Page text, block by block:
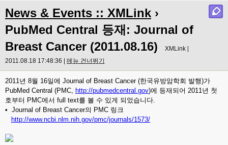
News & Events :: XMLink ›
PubMed Central 등재: Journal of
Breast Cancer (2011.08.16)
XMLink |
2011.08.18 17:48:36 | 메뉴 건너뛰기
2011년 8월 16일에 Journal of Breast Cancer (한국유방암학회 발행)가
PubMed Central (PMC, http://pubmedcentral.gov)에 등재되어 2011년 첫
호부터 PMC에서 full text를 볼 수 있게 되었습니다.
• Journal of Breast Cancer의 PMC 링크
http://www.ncbi.nlm.nih.gov/pmc/journals/1573/